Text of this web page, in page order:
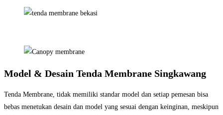
Model & Desain Tenda Membrane Singkawang
Tenda Membrane, tidak memiliki standar model dan setiap pemesan bisa
bebas menetukan desain dan model yang sesuai dengan keinginan, meskipun